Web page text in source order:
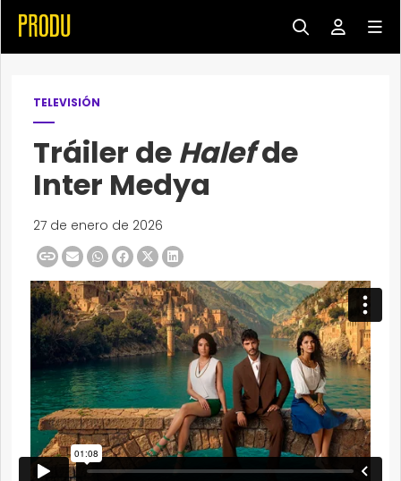
TELEVISIÓN
Tráiler de Halefde
Inter Medya
27 de enero de 2026